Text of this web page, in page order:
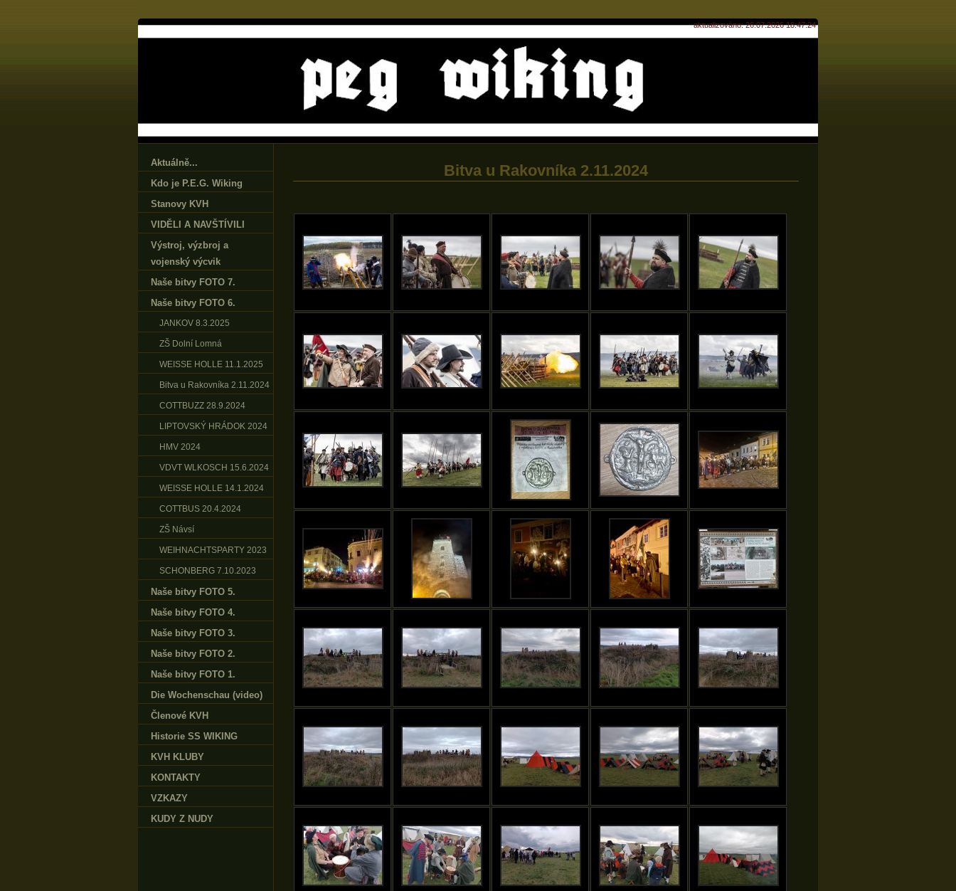
aktualizováno: 26.07.2026 18:47:24
Bitva u Rakovníka 2.11.2024
Aktuálně...
Kdo je P.E.G. Wiking
Stanovy KVH
VIDĚLI A NAVŠTÍVILI
Výstroj‚ výzbroj a
vojenský výcvik
Naše bitvy FOTO 7.
Naše bitvy FOTO 6.
JANKOV 8.3.2025
ZŠ Dolní Lomná
WEISSE HOLLE 11.1.2025
Bitva u Rakovníka 2.11.2024
COTTBUZZ 28.9.2024
LIPTOVSKÝ HRÁDOK 2024
HMV 2024
VDVT WLKOSCH 15.6.2024
WEISSE HOLLE 14.1.2024
COTTBUS 20.4.2024
ZŠ Návsí
WEIHNACHTSPARTY 2023
SCHONBERG 7.10.2023
Naše bitvy FOTO 5.
Naše bitvy FOTO 4.
Naše bitvy FOTO 3.
Naše bitvy FOTO 2.
Naše bitvy FOTO 1.
Die Wochenschau (video)
Členové KVH
Historie SS WIKING
KVH KLUBY
KONTAKTY
VZKAZY
KUDY Z NUDY